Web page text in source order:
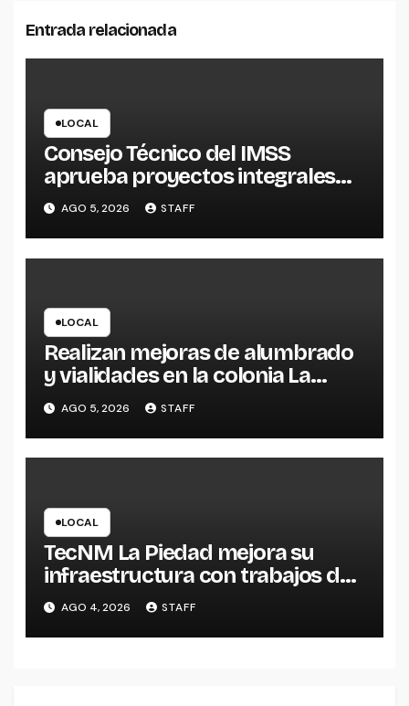
Entrada relacionada
LOCAL
Consejo Técnico del IMSS
aprueba proyectos integrales
para construcción de tres UMF
en Michoacán y Estado de
México
AGO 5, 2026 STAFF
LOCAL
Realizan mejoras de alumbrado
y vialidades en la colonia La
Escondida
AGO 5, 2026 STAFF
LOCAL
TecNM La Piedad mejora su
infraestructura con trabajos de
impermeabilización
AGO 4, 2026 STAFF